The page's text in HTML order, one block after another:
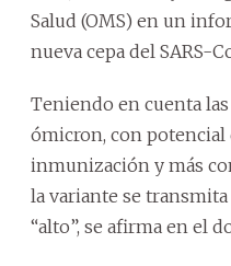
Salud (OMS) en un
nueva cepa del SARS-
Teniendo en cuenta
ómicron, con potencial
inmunización y más
la variante se
“alto”, se afirma en el